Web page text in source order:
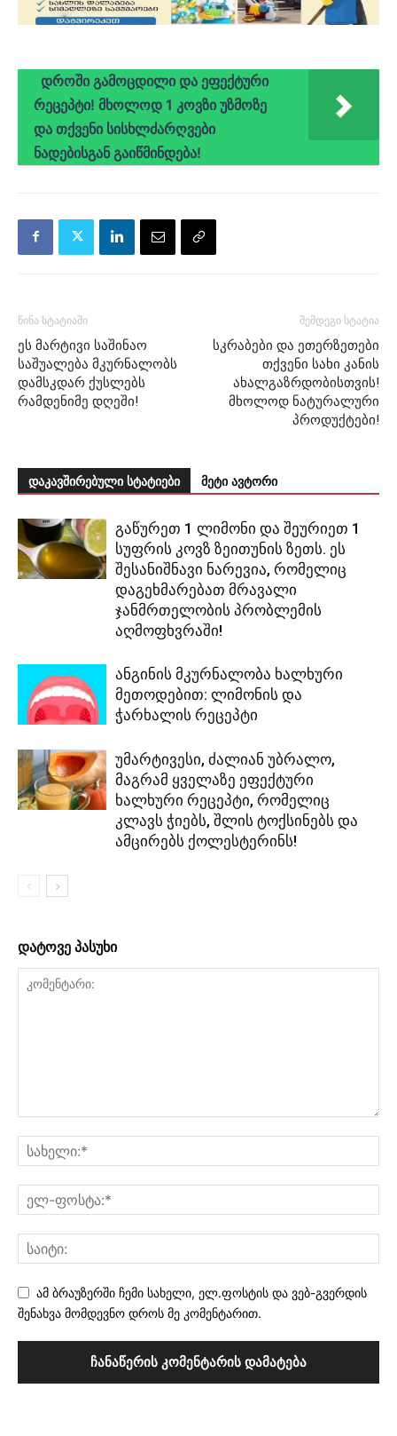
დროში გამოცდილი და ეფექტური
რეცეპტი! მხოლოდ 1 კოვზი უზმოზე
და თქვენი სისხლძარღვები
ნადებისგან გაიწმინდება!
წინა სტატიაში
ეს მარტივი საშინაო
საშუალება მკურნალობს
დამსკდარ ქუსლებს
რამდენიმე დღეში!
შემდეგი სტატია
სკრაბები და ეთერზეთები
თქვენი სახი კანის
ახალგაზრდობისთვის!
მხოლოდ ნატურალური
პროდუქტები!
დაკავშირებული სტატიები მეტი ავტორი
გაწურეთ 1 ლიმონი და შეურიეთ 1
სუფრის კოვზ ზეითუნის ზეთს. ეს
შესანიშნავი ნარევია, რომელიც
დაგეხმარებათ მრავალი
ჯანმრთელობის პრობლემის
აღმოფხვრაში!
ანგინის მკურნალობა ხალხური
მეთოდებით: ლიმონის და
ჭარხალის რეცეპტი
უმარტივესი, ძალიან უბრალო,
მაგრამ ყველაზე ეფექტური
ხალხური რეცეპტი, რომელიც
კლავს ჭიებს, შლის ტოქსინებს და
ამცირებს ქოლესტერინს!
დატოვე პასუხი
ამ ბრაუზერში ჩემი სახელი, ელ.ფოსტის და ვებ-გვერდის
შენახვა მომდევნო დროს მე კომენტარით.